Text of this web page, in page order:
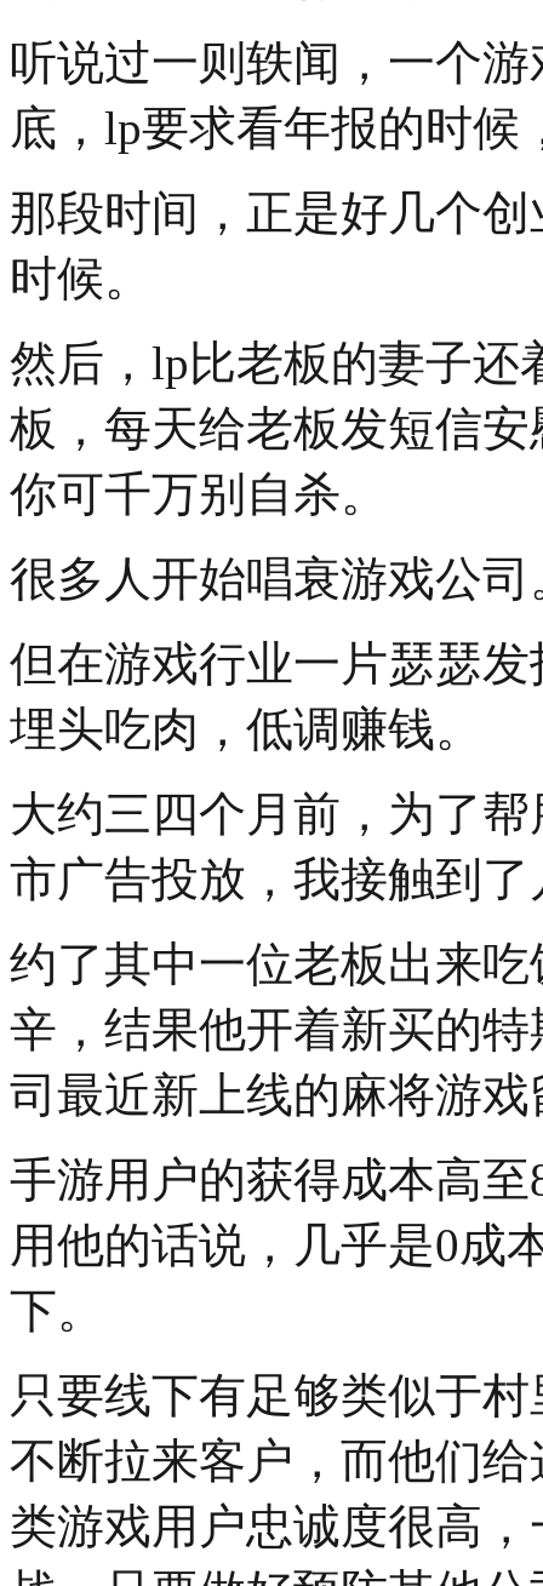
听说过一则轶闻，一个
底，lp要求看年报的时候
那段时间，正是好几个
时候。
然后，lp比老板的妻子还
板，每天给老板发短信
你可千万别自杀。
很多人开始唱衰游戏公司
但在游戏行业一片瑟瑟
埋头吃肉，低调赚钱。
大约三四个月前，为了
市广告投放，我接触到
约了其中一位老板出来
辛，结果他开着新买的
司最近新上线的麻将游
手游用户的获得成本高
用他的话说，几乎是0成
下。
只要线下有足够类似于
不断拉来客户，而他们
类游戏用户忠诚度很高